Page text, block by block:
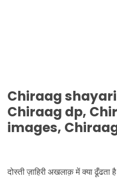
Chiraag
Chiraag dp,
images,
दोस्ती ज़ाहिरी अखलाक़ में क्या ढूँढता